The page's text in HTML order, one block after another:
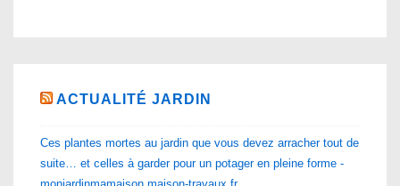
ACTUALITÉ JARDIN
Ces plantes mortes au jardin que vous devez arracher tout de
suite… et celles à garder pour un potager en pleine forme -